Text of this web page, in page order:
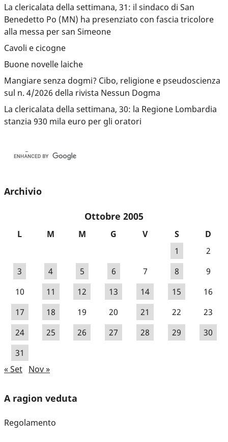
La clericalata della settimana, 31: il sindaco di San
Benedetto Po (MN) ha presenziato con fascia tricolore
alla messa per san Simeone
Cavoli e cicogne
Buone novelle laiche
Mangiare senza dogmi? Cibo, religione e pseudoscienza
sul n. 4/2026 della rivista Nessun Dogma
La clericalata della settimana, 30: la Regione Lombardia
stanzia 930 mila euro per gli oratori
Archivio
Ottobre 2005
L M M G V S
D
1
2
3
4 5 6 7 8
9
10
11 12 13 14 15
16
17
18 19 20 21 22
23
24
25 26 27 28 29
30
31
« Set Nov »
A ragion veduta
Regolamento